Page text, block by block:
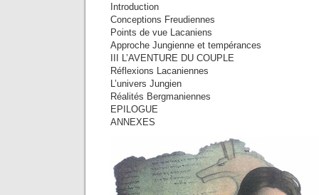
Introduction
Conceptions Freudiennes
Points de vue Lacaniens
Approche Jungienne et tempérances
III L’AVENTURE DU COUPLE
Réflexions Lacaniennes
L’univers Jungien
Réalités Bergmaniennes
EPILOGUE
ANNEXES